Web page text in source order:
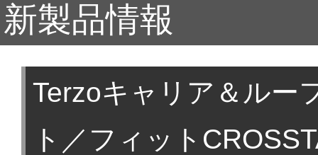
新製品情報
Terzoキャリア＆ルー
ト／フィット